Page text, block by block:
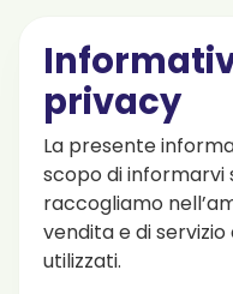
privacy
La presente
scopo di informarvi
raccogliamo
vendita e di
utilizzati.